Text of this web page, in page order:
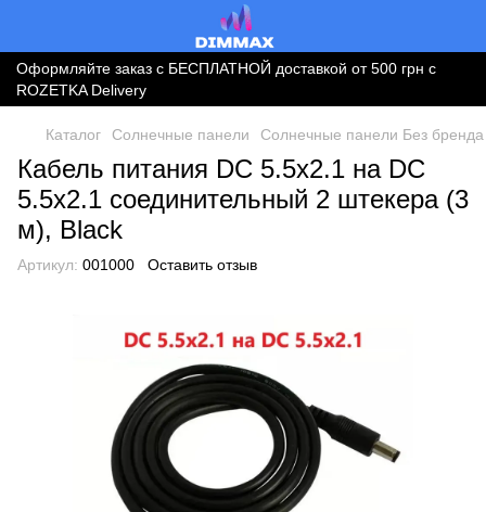
Оформляйте заказ с БЕСПЛАТНОЙ доставкой от 500 грн с
ROZETKA Delivery
Каталог Солнечные панели Солнечные панели Без бренда
Кабель питания DC 5.5х2.1 на DC
5.5х2.1 соединительный 2 штекера (3
м), Black
Артикул: 001000 Оставить отзыв